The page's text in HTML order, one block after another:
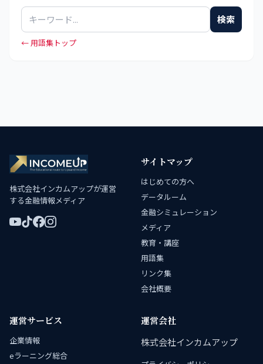
検索
← 用語集トップ
株式会社インカムアップが運営
する金融情報メディア
サイトマップ
はじめての方へ
データルーム
金融シミュレーション
メディア
教育・講座
用語集
リンク集
会社概要
運営サービス
企業情報
eラーニング総合
運営会社
株式会社インカムアップ